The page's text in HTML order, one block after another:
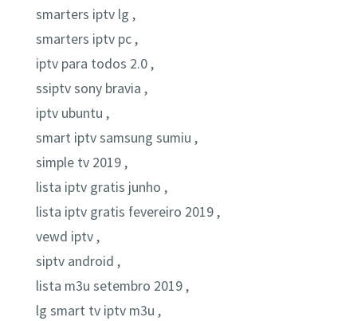
smarters iptv lg ,
smarters iptv pc ,
iptv para todos 2.0 ,
ssiptv sony bravia ,
iptv ubuntu ,
smart iptv samsung sumiu ,
simple tv 2019 ,
lista iptv gratis junho ,
lista iptv gratis fevereiro 2019 ,
vewd iptv ,
siptv android ,
lista m3u setembro 2019 ,
lg smart tv iptv m3u ,